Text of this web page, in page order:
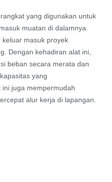
yang digunakan untuk
muatan di dalamnya.
masuk proyek
Dengan kehadiran alat ini,
beban secara merata dan
yang
juga mempermudah
alur kerja di lapangan.